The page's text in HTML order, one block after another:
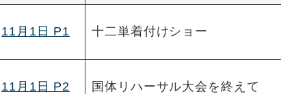
11月1日 P1 十二単着付けショー
11月1日 P2 国体リハーサル大会を終えて